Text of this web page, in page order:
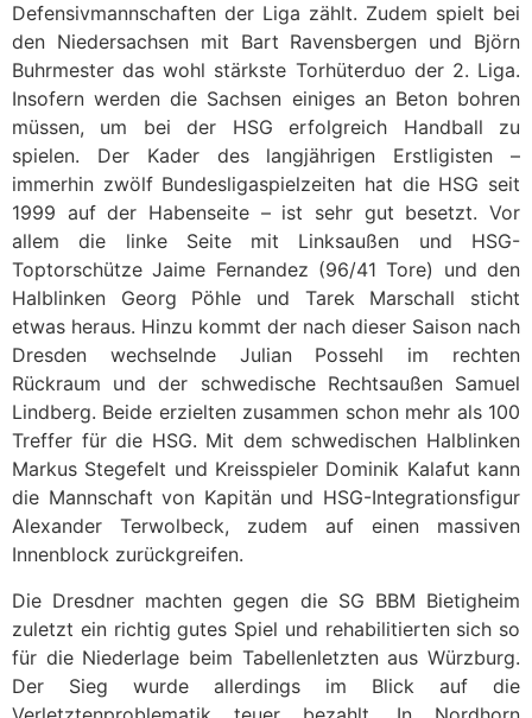
Defensivmannschaften der Liga zählt. Zudem spielt bei
den Niedersachsen mit Bart Ravensbergen und Björn
Buhrmester das wohl stärkste Torhüterduo der 2. Liga.
Insofern werden die Sachsen einiges an Beton bohren
müssen, um bei der HSG erfolgreich Handball zu
spielen. Der Kader des langjährigen Erstligisten –
immerhin zwölf Bundesligaspielzeiten hat die HSG seit
1999 auf der Habenseite – ist sehr gut besetzt. Vor
allem die linke Seite mit Linksaußen und HSG-
Toptorschütze Jaime Fernandez (96/41 Tore) und den
Halblinken Georg Pöhle und Tarek Marschall sticht
etwas heraus. Hinzu kommt der nach dieser Saison nach
Dresden wechselnde Julian Possehl im rechten
Rückraum und der schwedische Rechtsaußen Samuel
Lindberg. Beide erzielten zusammen schon mehr als 100
Treffer für die HSG. Mit dem schwedischen Halblinken
Markus Stegefelt und Kreisspieler Dominik Kalafut kann
die Mannschaft von Kapitän und HSG-Integrationsfigur
Alexander Terwolbeck, zudem auf einen massiven
Innenblock zurückgreifen.
Die Dresdner machten gegen die SG BBM Bietigheim
zuletzt ein richtig gutes Spiel und rehabilitierten sich so
für die Niederlage beim Tabellenletzten aus Würzburg.
Der Sieg wurde allerdings im Blick auf die